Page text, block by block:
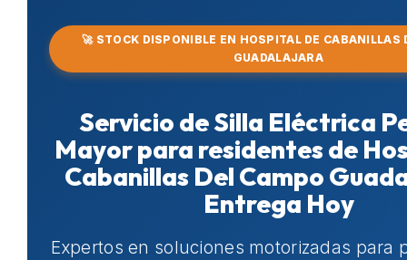
🚀 STOCK DISPONIBLE EN HOSPITAL DE CABANILLAS
GUADALAJARA
Servicio de Silla Eléctrica
Mayor para residentes de
Cabanillas Del Campo
Entrega Hoy
Expertos en soluciones motorizadas para